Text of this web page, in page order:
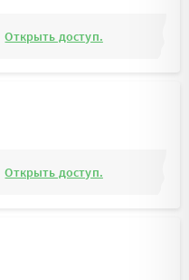
Открыть доступ.
Открыть доступ.